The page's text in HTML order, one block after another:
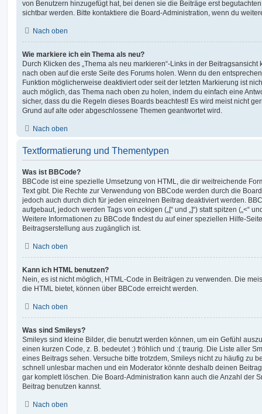
von Benutzern hinzugefügt hat, bei denen sie die Beiträge erst
sichtbar werden. Bitte kontaktiere die Board-Administration, wenn du
Nach oben
Wie markiere ich ein Thema als neu?
Durch Klicken des „Thema als neu markieren“-Links in der
nach oben auf die erste Seite des Forums holen. Wenn du den
Funktion möglicherweise deaktiviert oder seit der letzten Markierung ist
auch möglich, das Thema nach oben zu holen, indem du einfach eine
sicher, dass du die Regeln dieses Boards beachtest! Es wird meist nicht
Grund auf alte oder abgeschlossene Themen geantwortet wird.
Nach oben
Textformatierung und Thementypen
Was ist BBCode?
BBCode ist eine spezielle Umsetzung von HTML, die dir weitreichende
Text gibt. Die Rechte zur Verwendung von BBCode werden durch die
jedoch auch durch dich für jeden einzelnen Beitrag deaktiviert werden.
aufgebaut, jedoch werden Tags von eckigen („[“ und „]“) statt spitzen („<“
Weitere Informationen zu BBCode findest du auf einer speziellen Hilfe-
Beitragserstellung aus zugänglich ist.
Nach oben
Kann ich HTML benutzen?
Nein, es ist nicht möglich, HTML-Code in Beiträgen zu verwenden. Die
die HTML bietet, können über BBCode erreicht werden.
Nach oben
Was sind Smileys?
Smileys sind kleine Bilder, die benutzt werden können, um ein Gefühl
einen kurzen Code, z. B. bedeutet :) fröhlich und :( traurig. Die Liste aller
eines Beitrags sehen. Versuche bitte trotzdem, Smileys nicht zu häufig zu
schnell unlesbar machen und ein Moderator könnte deshalb deinen
gar komplett löschen. Die Board-Administration kann auch die Anzahl der
Beitrag benutzen kannst.
Nach oben